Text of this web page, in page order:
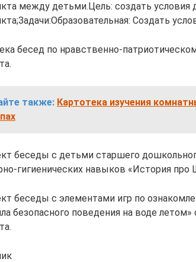
между детьми.Цель: создать условия
Создать
бесед по нравственно-
также: Картотека изучения
беседы с детьми старшего
гигиенических навыков «История про
беседы с элементами игр по
безопасного поведения на воде